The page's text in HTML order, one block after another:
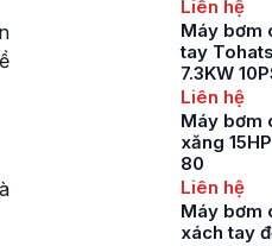
Liên hệ
Máy bơm
tay
7.3KW
Liên hệ
Máy bơm
xăng
80
Liên hệ
Máy bơm
xách tay